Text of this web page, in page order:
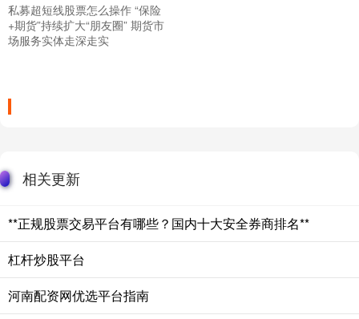
私募超短线股票怎么操作 “保险
+期货”持续扩大“朋友圈” 期货市
场服务实体走深走实
相关更新
**正规股票交易平台有哪些？国内十大安全券商排名**
杠杆炒股平台
河南配资网优选平台指南